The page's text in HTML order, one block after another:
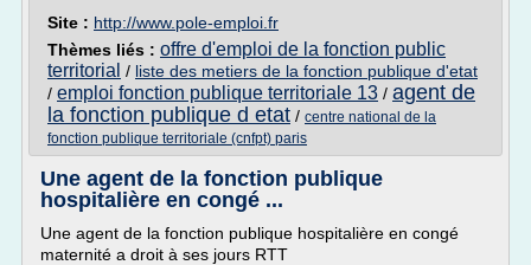
Site : http://www.pole-emploi.fr
Thèmes liés : offre d'emploi de la fonction public
territorial / liste des metiers de la fonction publique d'etat
/ emploi fonction publique territoriale 13 / agent de
la fonction publique d etat / centre national de la
fonction publique territoriale (cnfpt) paris
Une agent de la fonction publique
hospitalière en congé ...
Une agent de la fonction publique hospitalière en congé
maternité a droit à ses jours RTT